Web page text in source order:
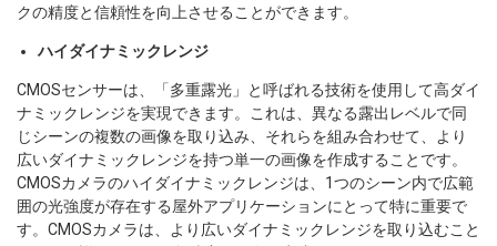
クの精度と信頼性を向上させることができます。
ハイダイナミックレンジ
CMOSセンサーは、「多重露光」と呼ばれる技術を使用して高ダイ
ナミックレンジを実現できます。これは、異なる露出レベルで同
じシーンの複数の画像を取り込み、それらを組み合わせて、より
広いダイナミックレンジを持つ単一の画像を作成することです。
CMOSカメラのハイダイナミックレンジは、1つのシーン内で広範
囲の光強度が存在する屋外アプリケーションにとって特に重要で
す。CMOSカメラは、より広いダイナミックレンジを取り込むこと